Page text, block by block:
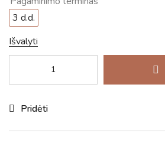
3 d.d.
Išvalyti
Pridėti